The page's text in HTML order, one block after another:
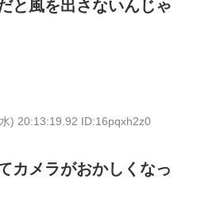
と風を出さないんじゃ
) 20:13:19.92 ID:16pqxh2z0
カメラがおかしくなっ